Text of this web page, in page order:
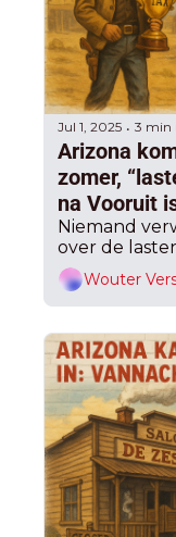
Jul 1, 2025 • 3 min
Arizona
zomer,
na Vooruit
ook nog
Niemand
over de
Wouter